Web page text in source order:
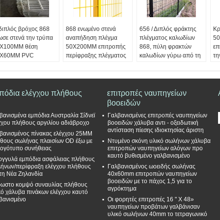
βρόχος 868
στενά την τρύπα
θέση
PVC
Χ που
Που
πλέγματος:
50X200MM
πλέγματος:
6mm 8mm 6mm
6mm
επιτροπής:
1230mm
1830mm
868 ενωμένο στενά
αναπήδηση πλέγμα
50X200MM επιτροπής
περίφραξης πλέγματος
θέση 60MM
επιφάνειας:
Που
ντύνεται PVC ή που
Μέγεθος πλέγματος:
50X150mm 50X200MM
Διάμετρος πλέγματος:
8mm 6mm 8mm 6mm
Ύψος επιτροπής:
1030mm 1230mm
1530mm 1830mm
656 / Διπλός φράκτης
πλέγματος καλωδίων
868, πύλη φρακτών
καλωδίων γύρω από τη
Επεξεργασία
ντύνεται PVC ή που
γαλβανίζεται
50X150mm 50X200MM
Διάμετρος πλέγματος:
8mm 6mm 8mm 6mm
5mm 6mm
Ύψος επιτροπής:
1530mm 1830mm
ελέγχου πλήθους
εμπόδια Αυστραλία Σίδνεϊ
πλήθους αργιλίου αδιάβροχο
πίνακας ελέγχου 25MM
σωλήνας πλαισίων OD έξω με
συνήθειας
εμπόδια ασφάλειας πλήθους
περίφραξη ελέγχου πλήθους
Νέα Ζηλανδία
κομψό συναυλίας πλήθους
χάλυβα πινάκων ελέγχου καυτό
επιτροπές ναυπηγείων
βοοειδών
Γαλβανισμένες επιτροπές ναυπηγείων
βοοειδών χάλυβα αντι - οξειδωτική
αντίσταση πίεσης ιδιοκτησίας άριστη
Ντυμένο σκόνη υλικό σωλήνων χάλυβα
επιτροπών ναυπηγείων αλόγων προ
καυτό βυθισμένο γαλβανισμένο
Γαλβανισμένος ωοειδής σωλήνας
40x60mm επιτροπών ναυπηγείων
βοοειδών με το πάχος 1,5 για το
αγρόκτημα
Οι φορητές επιτροπές 16 " Χ 48»
ναυπηγείων προβάτων γαλβάνισαν
υλικό σωλήνων 40mm το τετραγωνικό